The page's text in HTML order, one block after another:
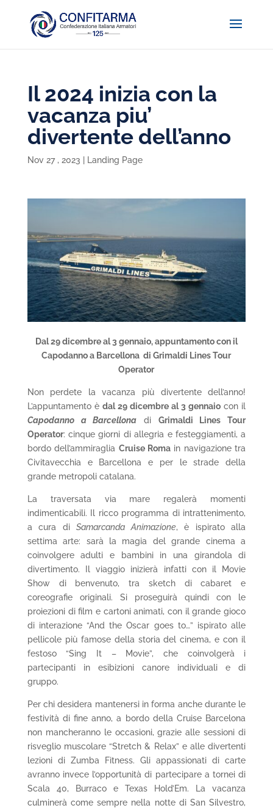
Il 2024 inizia con la
vacanza piu’
divertente dell’anno
Nov 27 , 2023 Landing Page
Dal 29 dicembre al 3 gennaio, appuntamento con il
Capodanno a Barcellonadi Grimaldi Lines Tour
Operator
Non perdete la vacanza più divertente dell’anno!
L’appuntamento è dal 29 dicembre al 3 gennaio con il
Capodanno a Barcellona di Grimaldi Lines Tour
Operator: cinque giorni di allegria e festeggiamenti, a
bordo dell’ammiraglia Cruise Roma in navigazione tra
Civitavecchia e Barcellona e per le strade della
grande metropoli catalana.
La traversata via mare regalerà momenti
indimenticabili. Il ricco programma di intrattenimento,
a cura diSamarcanda Animazione, è ispirato alla
settima arte: sarà la magia del grande cinema a
coinvolgere adulti e bambini in una girandola di
divertimento. Il viaggio inizierà infatti con il Movie
Show di benvenuto, tra sketch di cabaret e
coreografie originali. Si proseguirà quindi con le
proiezioni di film e cartoni animati, con il grande gioco
di interazione “And the Oscar goes to…” ispirato alle
pellicole più famose della storia del cinema, e con il
festoso “Sing It – Movie”, che coinvolgerà i
partecipanti in esibizioni canore individuali e di
gruppo.
Per chi desidera mantenersi in forma anche durante le
festività di fine anno, a bordo della Cruise Barcelona
non mancheranno le occasioni, grazie alle sessioni di
risveglio muscolare “Stretch & Relax” e alle divertenti
lezioni di Zumba Fitness. Gli appassionati di carte
avranno invece l’opportunità di partecipare a tornei di
Scala 40, Burraco e Texas Hold’Em. La vacanza
culminerà come sempre nella notte di San Silvestro,